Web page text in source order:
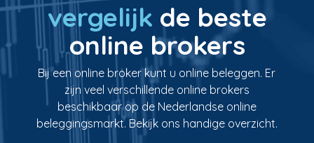
vergelijk de beste
online brokers
Bij een online broker kunt u online beleggen. Er
zijn veel verschillende online brokers
beschikbaar op de Nederlandse online
beleggingsmarkt. Bekijk ons handige overzicht.